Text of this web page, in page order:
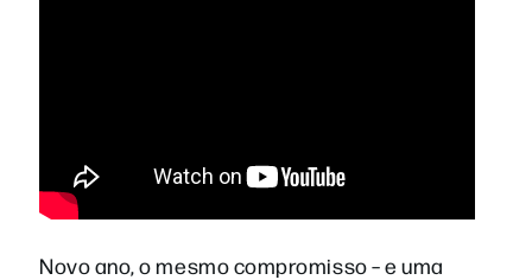
Novo ano, o mesmo compromisso – e uma